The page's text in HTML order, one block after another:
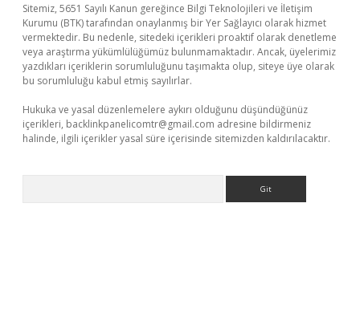
Sitemiz, 5651 Sayılı Kanun gereğince Bilgi Teknolojileri ve İletişim
Kurumu (BTK) tarafından onaylanmış bir Yer Sağlayıcı olarak hizmet
vermektedir. Bu nedenle, sitedeki içerikleri proaktif olarak denetleme
veya araştırma yükümlülüğümüz bulunmamaktadır. Ancak, üyelerimiz
yazdıkları içeriklerin sorumluluğunu taşımakta olup, siteye üye olarak
bu sorumluluğu kabul etmiş sayılırlar.
Hukuka ve yasal düzenlemelere aykırı olduğunu düşündüğünüz
içerikleri, backlinkpanelicomtr@gmail.com adresine bildirmeniz
halinde, ilgili içerikler yasal süre içerisinde sitemizden kaldırılacaktır.